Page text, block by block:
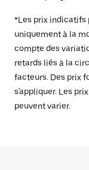
*Les prix indicatifs
uniquement à la
compte des
retards liés à la
facteurs. Des prix
s'appliquer. Les
peuvent varier.